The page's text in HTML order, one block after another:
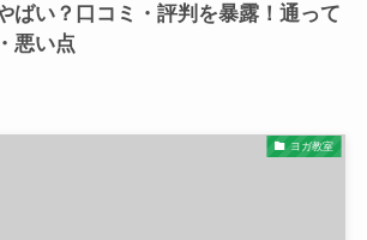
ばい？口コミ・評判を暴露！通って
悪い点
ヨガ教室